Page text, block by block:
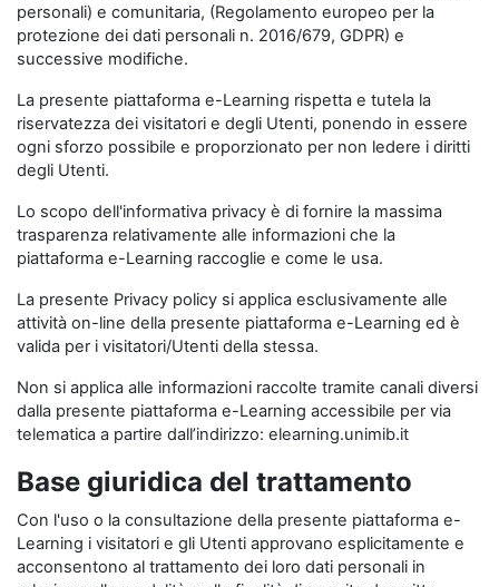
personali) e comunitaria, (Regolamento europeo per la
protezione dei dati personali n. 2016/679, GDPR) e
successive modifiche.
La presente piattaforma e-Learning rispetta e tutela la
riservatezza dei visitatori e degli Utenti, ponendo in essere
ogni sforzo possibile e proporzionato per non ledere i diritti
degli Utenti.
Lo scopo dell'informativa privacy è di fornire la massima
trasparenza relativamente alle informazioni che la
piattaforma e-Learning raccoglie e come le usa.
La presente Privacy policy si applica esclusivamente alle
attività on-line della presente piattaforma e-Learning ed è
valida per i visitatori/Utenti della stessa.
Non si applica alle informazioni raccolte tramite canali diversi
dalla presente piattaforma e-Learning accessibile per via
telematica a partire dall’indirizzo: elearning.unimib.it
Base giuridica del trattamento
Con l'uso o la consultazione della presente piattaforma e-
Learning i visitatori e gli Utenti approvano esplicitamente e
acconsentono al trattamento dei loro dati personali in